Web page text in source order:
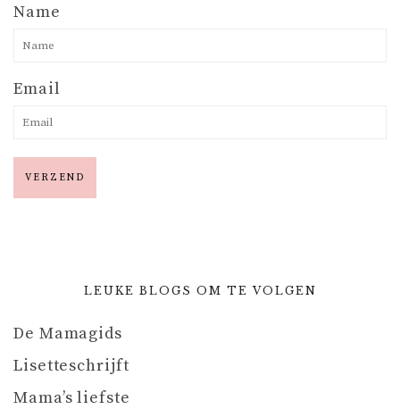
Name
Email
LEUKE BLOGS OM TE VOLGEN
De Mamagids
Lisetteschrijft
Mama’s liefste